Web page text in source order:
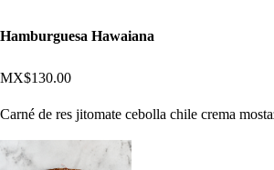
Hamburguesa Hawaiana
MX$130.00
Carné de res jitomate cebolla chile crema